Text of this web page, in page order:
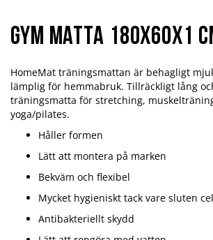
Gym Matta 180x60x1
HomeMat träningsmattan är behagligt
lämplig för hemmabruk. Tillräckligt lång
träningsmatta för stretching,
yoga/pilates.
Håller formen
Lätt att montera på marken
Bekväm och flexibel
Mycket hygieniskt tack vare sluten
Antibakteriellt skydd